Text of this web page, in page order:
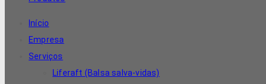
Início
Empresa
Serviços
Liferaft (Balsa salva-vidas)